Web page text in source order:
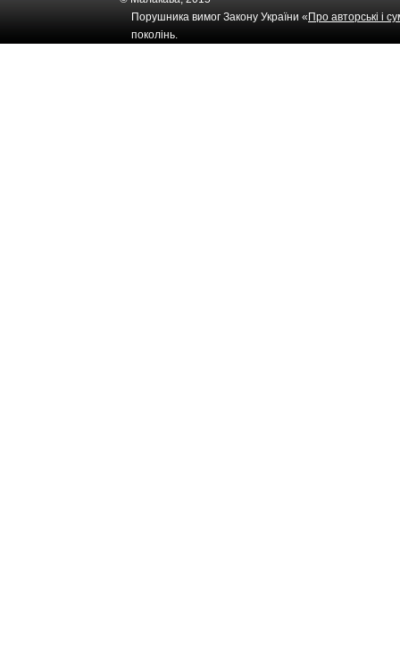
Порушника вимог Закону України « Про авторські і
поколінь.